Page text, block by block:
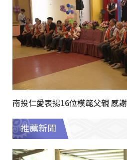
南投仁愛表揚16位模範父親 感
推薦新聞